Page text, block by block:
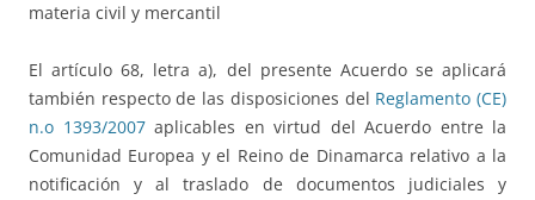
materia civil y mercantil
El artículo 68, letra a), del presente Acuerdo se aplicará
también respecto de las disposiciones del Reglamento (CE)
n.o 1393/2007aplicables en virtud del Acuerdo entre la
Comunidad Europea y el Reino de Dinamarca relativo a la
notificación y al traslado de documentos judiciales y